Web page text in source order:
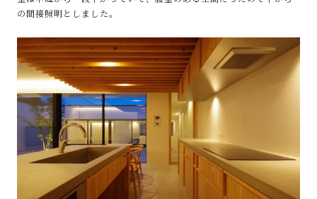
の間接照明としました。